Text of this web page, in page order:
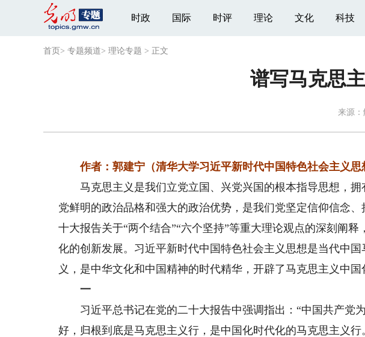
时政 国际 时评 理论 文化 科技
首页 > 专题频道> 理论专题 > 正文
谱写马克思
来源：
作者：郭建宁（清华大学习近平新时代中国特色社会主义思
马克思主义是我们立党立国、兴党兴国的根本指导思想，拥
党鲜明的政治品格和强大的政治优势，是我们党坚定信仰信念
十大报告关于“两个结合”“六个坚持”等重大理论观点的深刻阐
化的创新发展。习近平新时代中国特色社会主义思想是当代中
义，是中华文化和中国精神的时代精华，开辟了马克思主义中国
一
习近平总书记在党的二十大报告中强调指出：“中国共产党
好，归根到底是马克思主义行，是中国化时代化的马克思主义